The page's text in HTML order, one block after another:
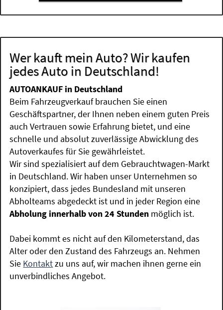
Wer kauft mein Auto? Wir kaufen
jedes Auto in Deutschland!
AUTOANKAUF in Deutschland
Beim Fahrzeugverkauf brauchen Sie einen
Geschäftspartner, der Ihnen neben einem guten Preis
auch Vertrauen sowie Erfahrung bietet, und eine
schnelle und absolut zuverlässige Abwicklung des
Autoverkaufes für Sie gewährleistet.
Wir sind spezialisiert auf dem Gebrauchtwagen-Markt
in Deutschland. Wir haben unser Unternehmen so
konzipiert, dass jedes Bundesland mit unseren
Abholteams abgedeckt ist und in jeder Region eine
Abholung innerhalb von 24 Stunden möglich ist.
Dabei kommt es nicht auf den Kilometerstand, das
Alter oder den Zustand des Fahrzeugs an. Nehmen
Sie Kontaktzu uns auf, wir machen ihnen gerne ein
unverbindliches Angebot.